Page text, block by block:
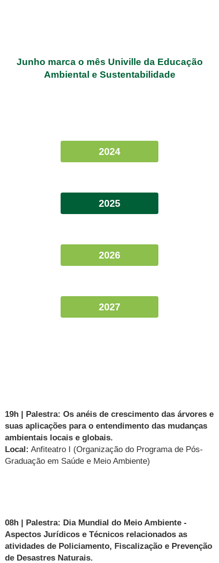
Junho marca o mês Univille da Educação
Ambiental e Sustentabilidade
2024
2025
2026
2027
19h | Palestra: Os anéis de crescimento das árvores e
suas aplicações para o entendimento das mudanças
ambientais locais e globais.
Local: Anfiteatro I (Organização do Programa de Pós-
Graduação em Saúde e Meio Ambiente)
08h | Palestra: Dia Mundial do Meio Ambiente -
Aspectos Jurídicos e Técnicos relacionados as
atividades de Policiamento, Fiscalização e Prevenção
de Desastres Naturais.